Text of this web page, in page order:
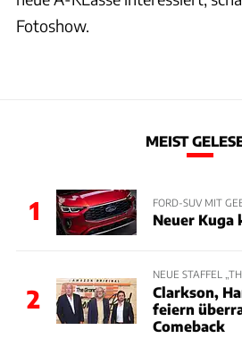
Fotoshow.
MEIST
1 FORD-SUV MIT
Neuer Kuga
2
NEUE STAFFEL
Clarkson,
feiern
Comeback